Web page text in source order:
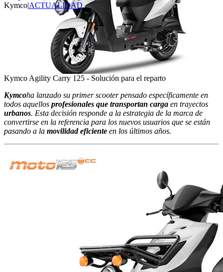
Kymco|ACTUALIDAD
Kymco Agility Carry 125 - Solución para el reparto
Kymcoha lanzado su primer scooter pensado específicamente en
todos aquellos profesionales que transportan carga en trayectos
urbanos. Esta decisión responde a la estrategia de la marca de
convertirse en la referencia para los nuevos usuarios que se están
pasando a la movilidad eficiente en los últimos años.